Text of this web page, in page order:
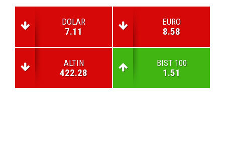
DOLAR
7.11
EURO
8.58
ALTIN
422.28
BIST 100
1.51